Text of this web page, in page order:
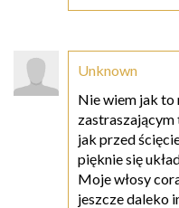
Unknown
Nie wiem jak to
zastraszającym
jak przed
pięknie się
Moje włosy
jeszcze daleko